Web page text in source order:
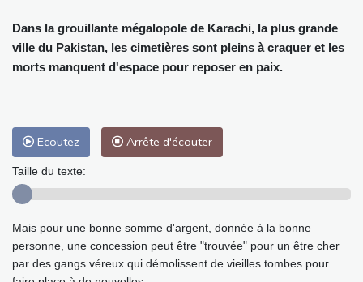
Dans la grouillante mégalopole de Karachi, la plus grande
ville du Pakistan, les cimetières sont pleins à craquer et les
morts manquent d'espace pour reposer en paix.
Ecoutez Arrête d'écouter
Taille du texte:
Mais pour une bonne somme d'argent, donnée à la bonne
personne, une concession peut être "trouvée" pour un être cher
par des gangs véreux qui démolissent de vieilles tombes pour